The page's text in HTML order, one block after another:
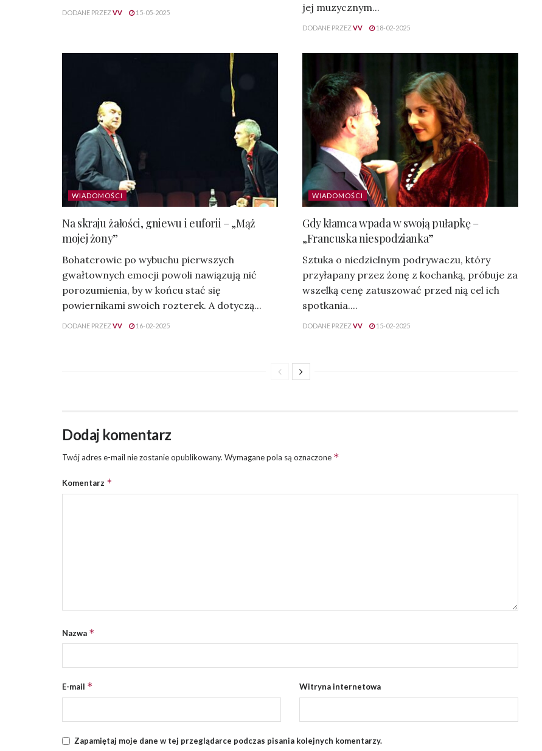
DODANE PRZEZVV 15-05-2025
jej muzycznym...
DODANE PRZEZVV 18-02-2025
WIADOMOŚCI
Na skraju żałości, gniewu i euforii – „Mąż
mojej żony”
Bohaterowie po wybuchu pierwszych
gwałtownych emocji powoli nawiązują nić
porozumienia, by w końcu stać się
powiernikami swoich rozterek. A dotyczą...
DODANE PRZEZVV 16-02-2025
WIADOMOŚCI
Gdy kłamca wpada w swoją pułapkę –
„Francuska niespodzianka”
Sztuka o niedzielnym podrywaczu, który
przyłapany przez żonę z kochanką, próbuje za
wszelką cenę zatuszować przed nią cel ich
spotkania....
DODANE PRZEZVV 15-02-2025
Dodaj komentarz
Twój adres e-mail nie zostanie opublikowany. Wymagane pola są oznaczone *
Komentarz *
Nazwa *
E-mail * Witryna internetowa
Zapamiętaj moje dane w tej przeglądarce podczas pisania kolejnych komentarzy.